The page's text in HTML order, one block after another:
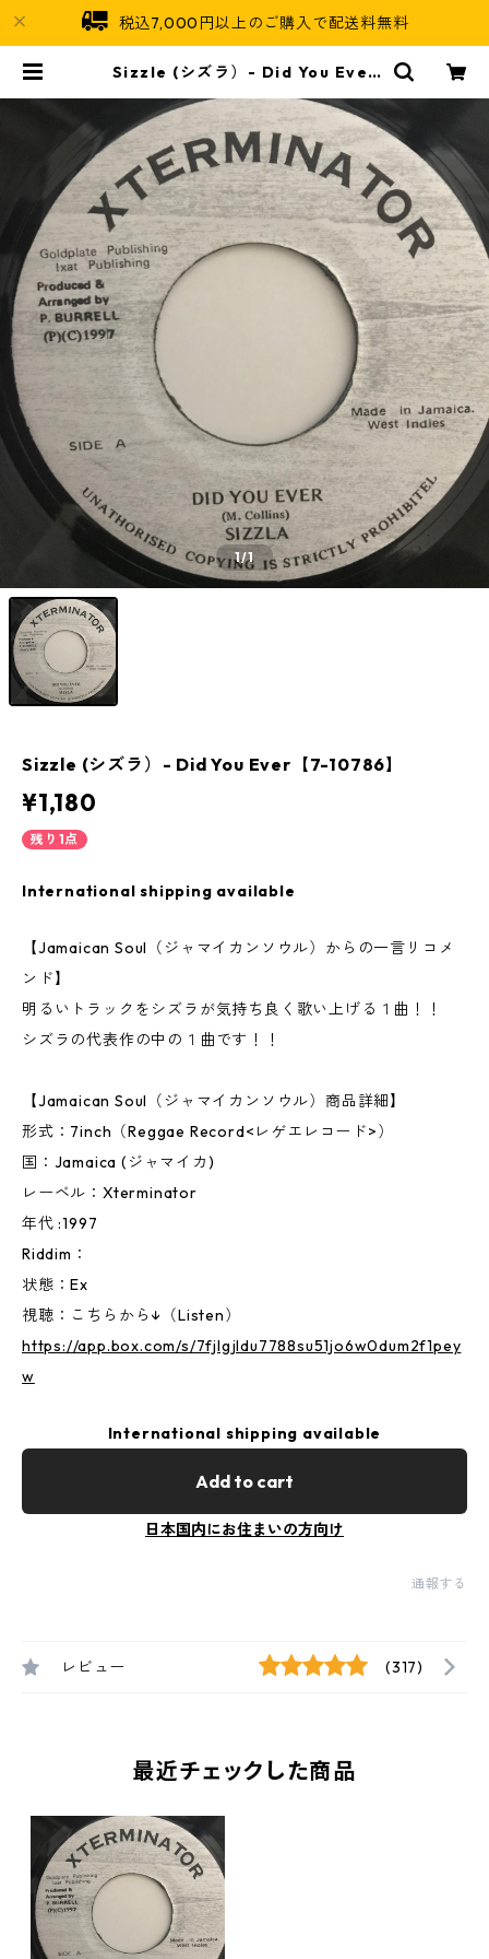
税込7,000円以上のご購入で配送料無料
Sizzle (シズラ）- Did You Ever
1/1
Sizzle (シズラ）- Did You Ever【7-10786】
¥1,180
残り1点
International shipping available
【Jamaican Soul（ジャマイカンソウル）からの一言リコメ
ンド】
明るいトラックをシズラが気持ち良く歌い上げる１曲！！
シズラの代表作の中の１曲です！！
【Jamaican Soul（ジャマイカンソウル）商品詳細】
形式：7inch（Reggae Record<レゲエレコード>）
国：Jamaica (ジャマイカ)
レーベル：Xterminator
年代 :1997
Riddim：
状態：Ex
視聴：こちらから↓（Listen）
https://app.box.com/s/7fjlgjldu7788su51jo6w0dum2f1pey
w
International shipping available
Add to cart
日本国内にお住まいの方向け
通報する
レビュー (317)
最近チェックした商品